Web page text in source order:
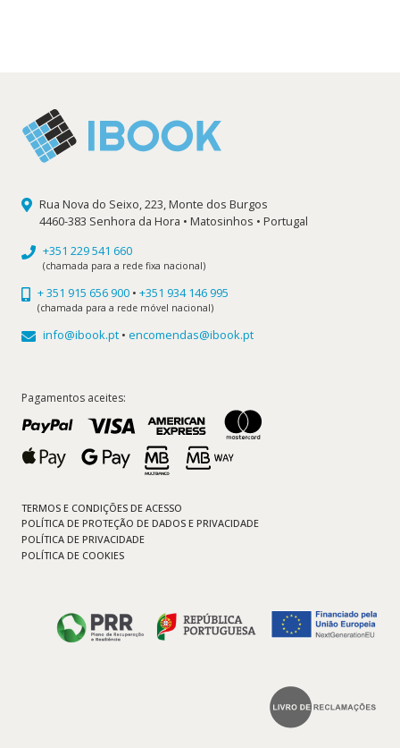
Rua Nova do Seixo, 223, Monte dos Burgos
4460-383 Senhora da Hora • Matosinhos • Portugal
+351 229 541 660
(chamada para a rede fixa nacional)
+ 351 915 656 900 • +351 934 146 995
(chamada para a rede móvel nacional)
info@ibook.pt • encomendas@ibook.pt
Pagamentos aceites:
TERMOS E CONDIÇÕES DE ACESSO
POLÍTICA DE PROTEÇÃO DE DADOS E PRIVACIDADE
POLÍTICA DE PRIVACIDADE
POLÍTICA DE COOKIES